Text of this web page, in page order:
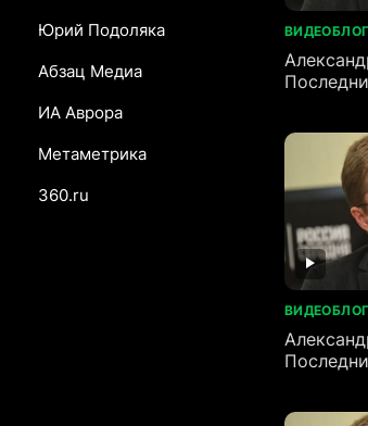
Юрий Подоляка
Абзац Медиа
ИА Аврора
Метаметрика
360.ru